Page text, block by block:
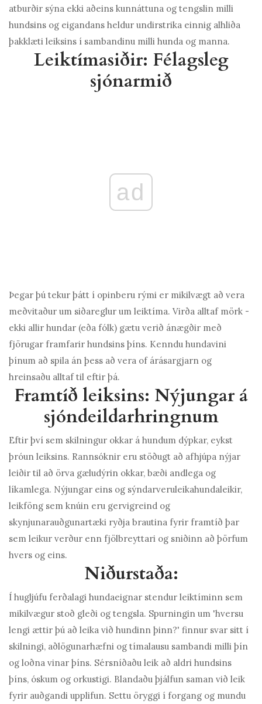
atburðir sýna ekki aðeins kunnáttuna og tengslin milli
hundsins og eigandans heldur undirstrika einnig alhliða
þakklæti leiksins í sambandinu milli hunda og manna.
Leiktímasiðir: Félagsleg
sjónarmið
ad
Þegar þú tekur þátt í opinberu rými er mikilvægt að vera
meðvitaður um siðareglur um leiktíma. Virða alltaf mörk -
ekki allir hundar (eða fólk) gætu verið ánægðir með
fjörugar framfarir hundsins þíns. Kenndu hundavini
þínum að spila án þess að vera of árásargjarn og
hreinsaðu alltaf til eftir þá.
Framtíð leiksins: Nýjungar á
sjóndeildarhringnum
Eftir því sem skilningur okkar á hundum dýpkar, eykst
þróun leiksins. Rannsóknir eru stöðugt að afhjúpa nýjar
leiðir til að örva gæludýrin okkar, bæði andlega og
líkamlega. Nýjungar eins og sýndarveruleikahundaleikir,
leikföng sem knúin eru gervigreind og
skynjunarauðgunartæki ryðja brautina fyrir framtíð þar
sem leikur verður enn fjölbreyttari og sniðinn að þörfum
hvers og eins.
Niðurstaða:
Í hugljúfu ferðalagi hundaeignar stendur leiktíminn sem
mikilvægur stoð gleði og tengsla. Spurningin um 'hversu
lengi ættir þú að leika við hundinn þinn?' finnur svar sitt í
skilningi, aðlögunarhæfni og tímalausu sambandi milli þín
og loðna vinar þíns. Sérsníðaðu leik að aldri hundsins
þíns, óskum og orkustigi. Blandaðu þjálfun saman við leik
fyrir auðgandi upplifun. Settu öryggi í forgang og mundu